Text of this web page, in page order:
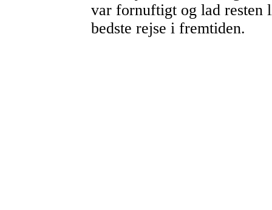
var fornuftigt og lad resten
bedste rejse i fremtiden.